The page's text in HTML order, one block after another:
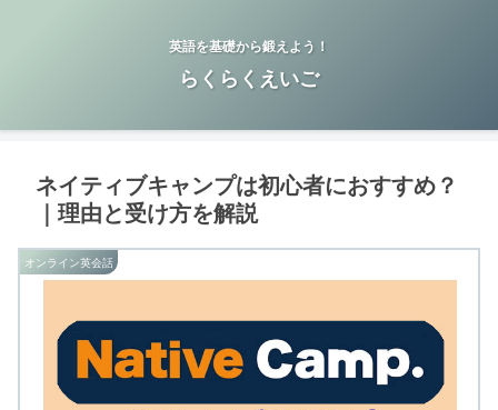
英語を基礎から鍛えよう！
らくらくえいご
ネイティブキャンプは初心者におすすめ？
｜理由と受け方を解説
オンライン英会話